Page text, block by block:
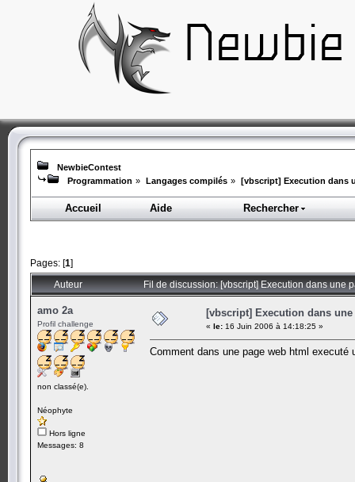
NewbieContest
Programmation » Langages compilés » [vbscript] Execution dans
Accueil Aide Rechercher
Pages: [1]
Auteur Fil de discussion: [vbscript] Execution dans une
amo 2a
Profil challenge
non classé(e).
Néophyte
Hors ligne
Messages: 8
[vbscript] Execution dans une
« le: 16 Juin 2006 à 14:18:25 »
Comment dans une page web html